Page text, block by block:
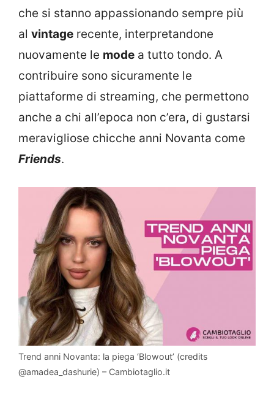
che si stanno appassionando sempre più
al vintage recente, interpretandone
nuovamente le mode a tutto tondo. A
contribuire sono sicuramente le
piattaforme di streaming, che permettono
anche a chi all’epoca non c’era, di gustarsi
meravigliose chicche anni Novanta come
Friends.
Trend anni Novanta: la piega ‘Blowout’ (credits
@amadea_dashurie) – Cambiotaglio.it